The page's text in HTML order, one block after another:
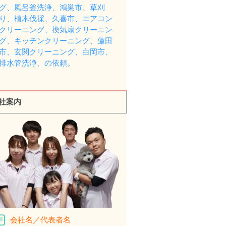
、風呂釜洗浄、鴻巣市、草刈
、植木伐採、久喜市、エアコン
リーニング、換気扇クリーニン
、キッチンクリーニング、蓮田
、玄関クリーニング、白岡市、
水管洗浄、の依頼。
案内
会社名／代表者名